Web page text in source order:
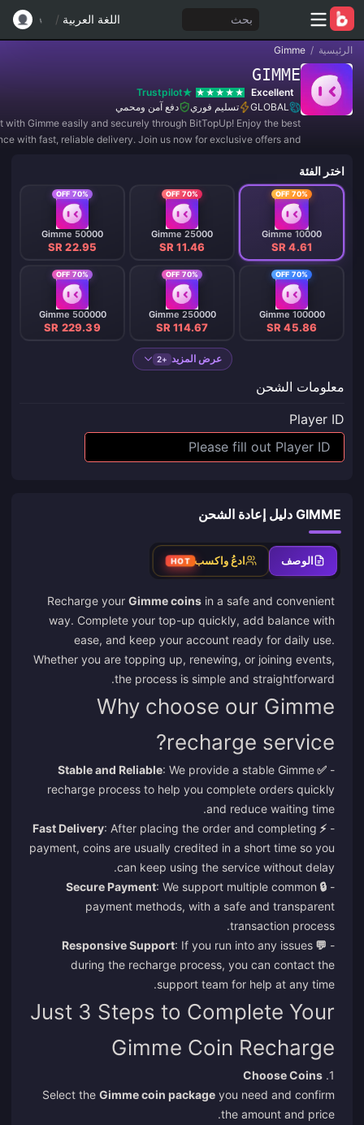
بحث اللغة العربية /
الرئيسية /
Gimme
GIMME
Excellent
Trustpilot
GLOBAL
تسليم فوري
دفع آمن ومحمي
with Gimme easily and securely through BitTopUp! Enjoy the best
with fast, reliable delivery. Join us now for exclusive offers and
اختر الفئة
70% OFF
Gimme 10000
SR 4.61
70% OFF
Gimme 25000
SR 11.46
70% OFF
Gimme 50000
SR 22.95
70% OFF
Gimme 100000
SR 45.86
70% OFF
Gimme 250000
SR 114.67
70% OFF
Gimme 500000
SR 229.39
عرض المزيد +2
معلومات الشحن
Player ID
GIMME دليل إعادة الشحن
الوصف ادعُ واكسب HOT
Recharge your Gimme coins in a safe and convenient
way. Complete your top-up quickly, add balance with
ease, and keep your account ready for daily use.
Whether you are topping up, renewing, or joining events,
the process is simple and straightforward.
Why choose our Gimme
recharge service?
-
✅ Stable and Reliable
: We provide a stable Gimme
recharge process to help you complete orders quickly
and reduce waiting time.
-
⚡ Fast Delivery
: After placing the order and completing
payment, coins are usually credited in a short time so you
can keep using the service without delay.
-
🔒 Secure Payment
: We support multiple common
payment methods, with a safe and transparent
transaction process.
-
💬 Responsive Support
: If you run into any issues
during the recharge process, you can contact the
support team for help at any time.
Just 3 Steps to Complete Your
Gimme Coin Recharge
1.
Choose Coins
Select the Gimme coin package you need and confirm
the amount and price.